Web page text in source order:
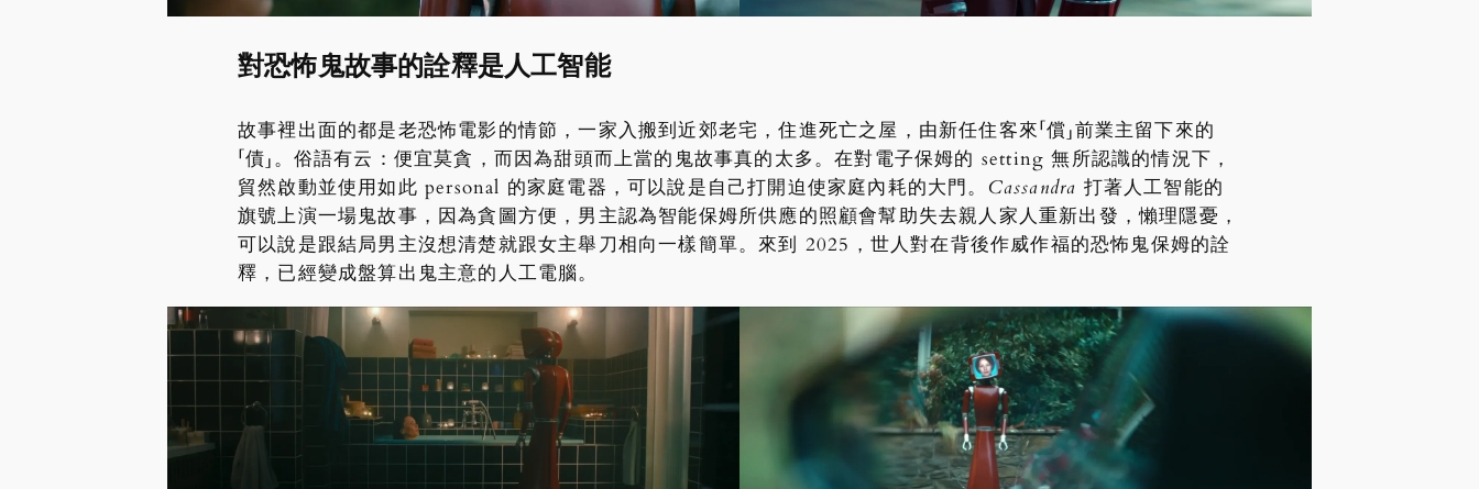
對恐怖鬼故事的詮釋是人工智能
故事裡出面的都是老恐怖電影的情節，一家入搬到近郊老宅，住進死亡之屋，由新任住客來「償」前業主留下來的
「債」。俗語有云：便宜莫貪，而因為甜頭而上當的鬼故事真的太多。在對電子保姆的 setting 無所認識的情況下，
貿然啟動並使用如此 personal 的家庭電器，可以說是自己打開迫使家庭內耗的大門。 Cassandra 打著人工智能的
旗號上演一場鬼故事，因為貪圖方便，男主認為智能保姆所供應的照顧會幫助失去親人家人重新出發，懶理隱憂，
可以說是跟結局男主沒想清楚就跟女主舉刀相向一樣簡單。來到 2025，世人對在背後作威作福的恐怖鬼保姆的詮
釋，已經變成盤算出鬼主意的人工電腦。